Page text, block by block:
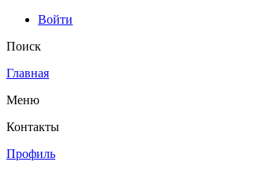
Войти
Поиск
Главная
Меню
Контакты
Профиль